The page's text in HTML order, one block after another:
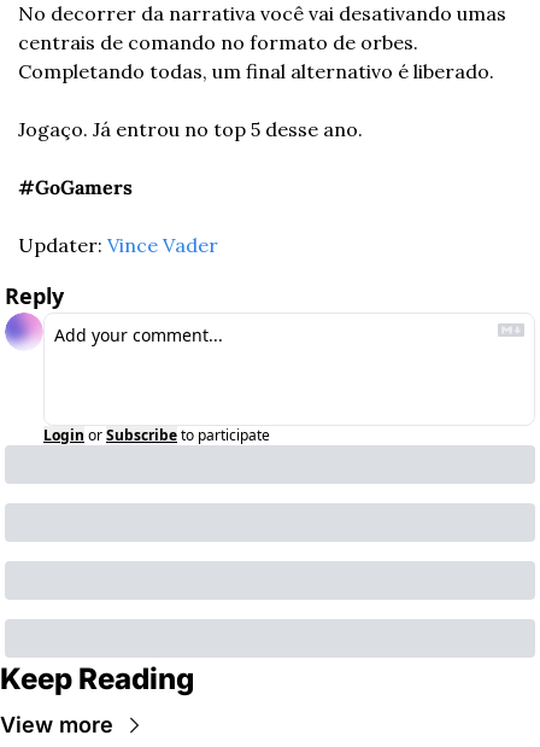
No decorrer da narrativa você vai desativando umas
centrais de comando no formato de orbes.
Completando todas, um final alternativo é liberado.
Jogaço. Já entrou no top 5 desse ano.
#GoGamers
Updater: Vince Vader
Reply
Login orSubscribeto participate
Keep Reading
View more